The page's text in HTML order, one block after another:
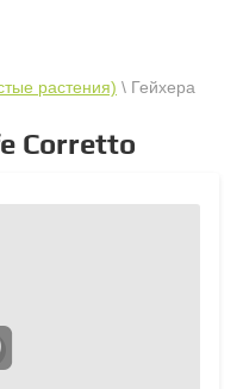
растения) \ Гейхера
Corretto